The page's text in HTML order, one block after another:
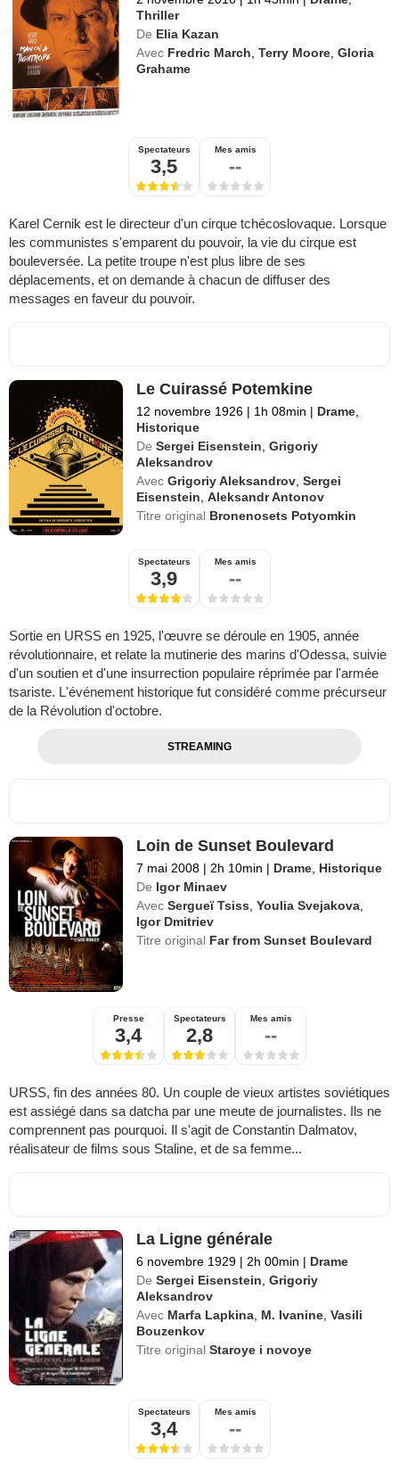
Thriller
De Elia Kazan
Avec Fredric March ,Terry Moore ,Gloria
Grahame
Spectateurs
3,5
Mes amis
--
Karel Cernik est le directeur d'un cirque tchécoslovaque. Lorsque
les communistes s'emparent du pouvoir, la vie du cirque est
bouleversée. La petite troupe n'est plus libre de ses
déplacements, et on demande à chacun de diffuser des
messages en faveur du pouvoir.
Le Cuirassé Potemkine
12 novembre 1926 | 1h 08min | Drame
Historique
De Sergei Eisenstein ,Grigoriy
Aleksandrov
Avec Grigoriy Aleksandrov ,Sergei
Eisenstein ,Aleksandr Antonov
Titre original Bronenosets Potyomkin
Spectateurs
3,9
Mes amis
--
Sortie en URSS en 1925, l'œuvre se déroule en 1905, année
révolutionnaire, et relate la mutinerie des marins d'Odessa, suivie
d'un soutien et d'une insurrection populaire réprimée par l'armée
tsariste. L'événement historique fut considéré comme précurseur
de la Révolution d'octobre.
STREAMING
Loin de Sunset Boulevard
7 mai 2008 | 2h 10min | Drame Historique
De Igor Minaev
Avec Sergueï Tsiss ,Youlia Svejakova
Igor Dmitriev
Titre original Far from Sunset Boulevard
Presse
3,4
Spectateurs
2,8
Mes amis
--
URSS, fin des années 80. Un couple de vieux artistes soviétiques
est assiégé dans sa datcha par une meute de journalistes. Ils ne
comprennent pas pourquoi. Il s'agit de Constantin Dalmatov,
réalisateur de films sous Staline, et de sa femme...
La Ligne générale
6 novembre 1929 | 2h 00min | Drame
De Sergei Eisenstein ,Grigoriy
Aleksandrov
Avec Marfa Lapkina M. Ivanine ,Vasili
Bouzenkov
Titre originalStaroye i novoye
Spectateurs
3,4
Mes amis
--